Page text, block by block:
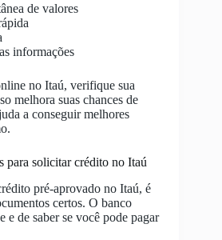
de valores
informações
no Itaú, verifique sua
melhora suas chances de
a conseguir melhores
para solicitar crédito no Itaú
pré-aprovado no Itaú, é
certos. O banco
e de saber se você pode pagar